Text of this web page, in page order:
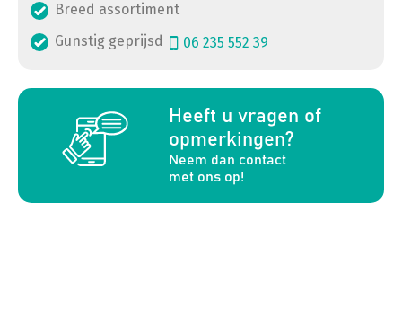
Breed assortiment
Gunstig geprijsd
06 235 552 39
Heeft u vragen of
opmerkingen?
Neem dan contact
met ons op!
a